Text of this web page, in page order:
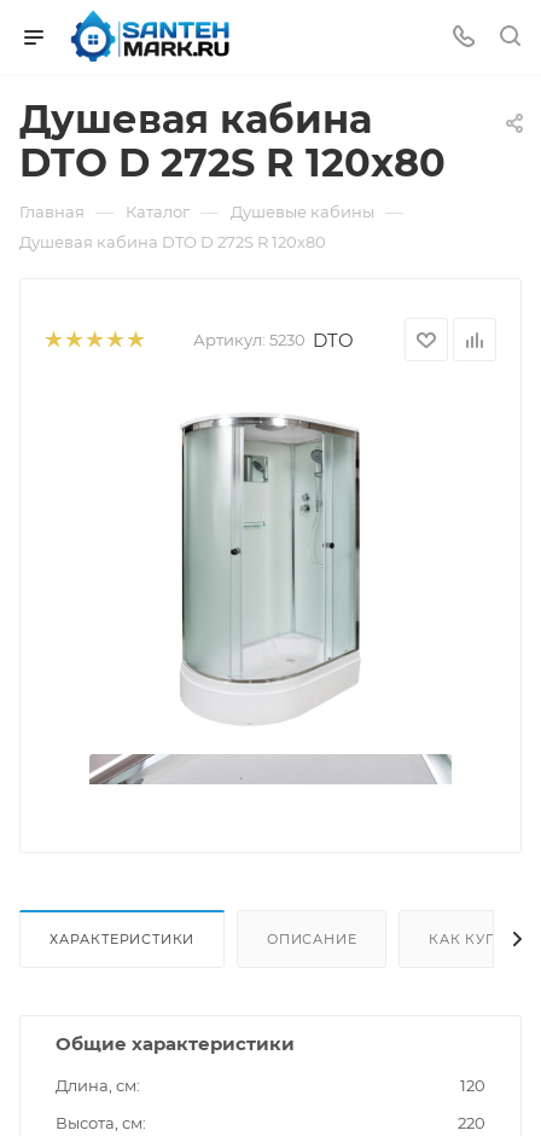
Душевая кабина
DTO D 272S R 120x80
Главная — Каталог — Душевые кабины —
Душевая кабина DTO D 272S R 120x80
Артикул: 5230 DTO
ХАРАКТЕРИСТИКИ ОПИСАНИЕ КАК КУПИТЬ
Общие характеристики
Длина, см
120
Высота, см
220